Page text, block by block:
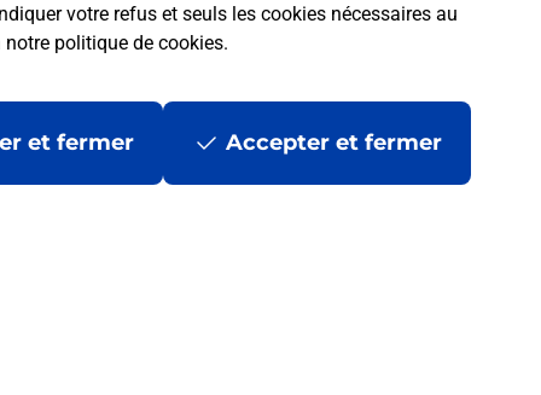
votre refus et seuls les cookies nécessaires au
notre politique de cookies.
et fermer Accepter et fermer
?